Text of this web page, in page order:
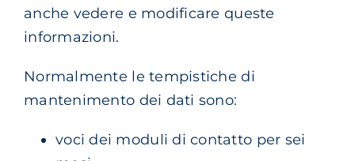
anche vedere e modificare queste
informazioni.
Normalmente le tempistiche di
mantenimento dei dati sono:
voci dei moduli di contatto per sei